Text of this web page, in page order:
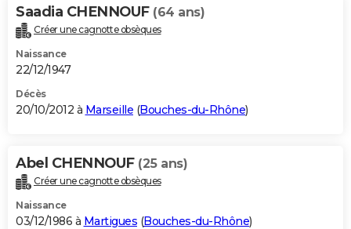
Saadia CHENNOUF (64 ans)
Créer une cagnotte obsèques
Naissance
22/12/1947
Décès
20/10/2012 à Marseille (Bouches-du-Rhône)
Abel CHENNOUF (25 ans)
Créer une cagnotte obsèques
Naissance
03/12/1986 à Martigues (Bouches-du-Rhône)